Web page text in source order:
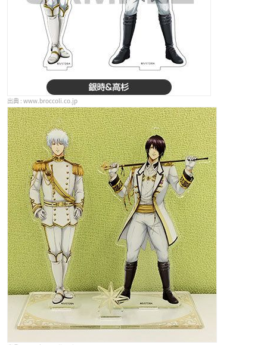
www.broccoli.co.jp